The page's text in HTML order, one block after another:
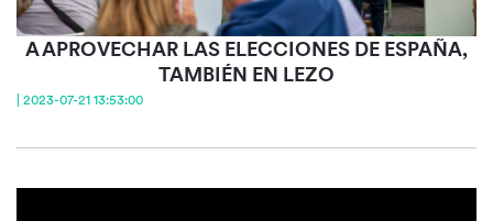
A APROVECHAR LAS ELECCIONES DE ESPAÑA,
TAMBIÉN EN LEZO
| 2023-07-21 13:53:00